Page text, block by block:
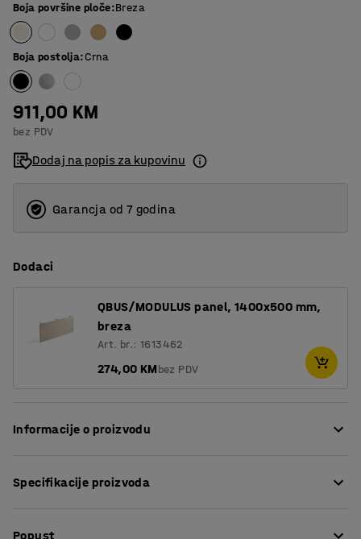
1200
1400
1600
1800
Boja površine ploče:Breza
Boja postolja:Crna
911,00 KM
bez PDV
Dodaj na popis za kupovinu
Garancja od 7 godina
Dodaci
QBUS/MODULUS panel, 1400x500 mm,
breza
Art. br.: 1613462
274,00 KMbez PDV
Informacije o proizvodu
brzo i lako mijenjati svoj radni položaj tokom dana.
Specifikacije proizvoda
Popust